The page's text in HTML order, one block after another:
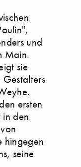
und
Main.
sie
ersten
in den
hingegen
seine